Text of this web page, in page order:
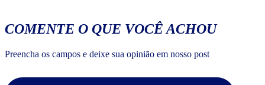
COMENTE O QUE VOCÊ ACHOU
Preencha os campos e deixe sua opinião em nosso post